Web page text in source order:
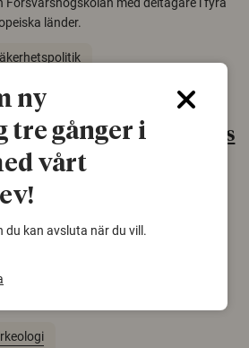
länder.
skinn var Sveriges
sko
2026
som arkeologer länge trodde var en
och beskrivs som mycket ovanligt i
ny
tre gånger i
vårt
du kan avsluta när du vill.